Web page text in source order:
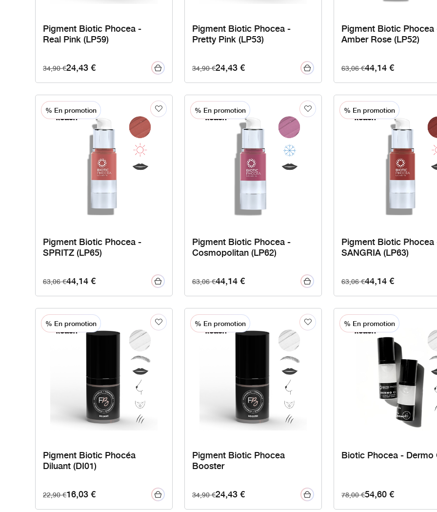
Pigment Biotic Phocea -
Real Pink (LP59)
34,90€24,43€
Pigment Biotic Phocea -
Pretty Pink (LP53)
34,90€24,43€
Pigment Biotic Phocea
Amber Rose (LP52)
63,06€44,14€
% En promotion
Pigment Biotic Phocea -
SPRITZ (LP65)
63,06€44,14€
% En promotion
Pigment Biotic Phocea -
Cosmopolitan (LP62)
63,06€44,14€
% En promotion
Pigment Biotic Phocea
SANGRIA (LP63)
63,06€44,14€
% En promotion
Pigment Biotic Phocéa
Diluant (DI01)
22,90€16,03€
% En promotion
Pigment Biotic Phocea
Booster
34,90€24,43€
% En promotion
Biotic Phocea - Dermo
78,00€54,60€